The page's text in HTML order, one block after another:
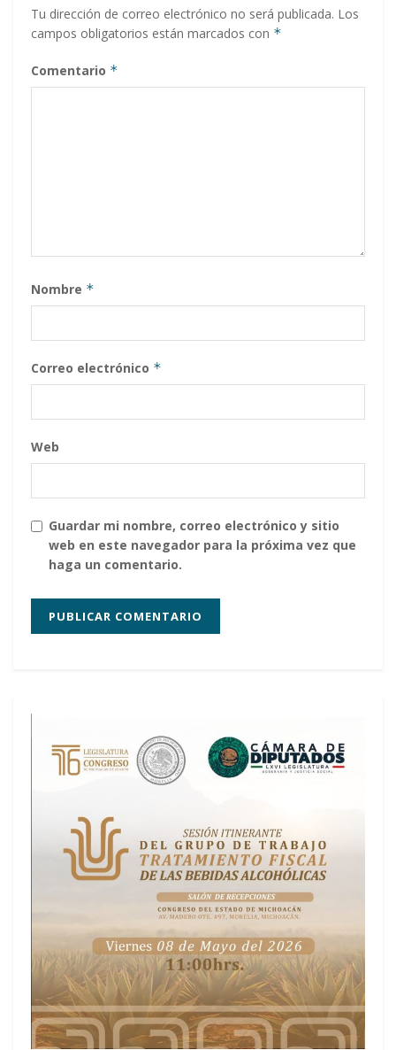
Tu dirección de correo electrónico no será publicada. Los
campos obligatorios están marcados con *
Comentario *
Nombre *
Correo electrónico *
Web
Guardar mi nombre, correo electrónico y sitio
web en este navegador para la próxima vez que
haga un comentario.